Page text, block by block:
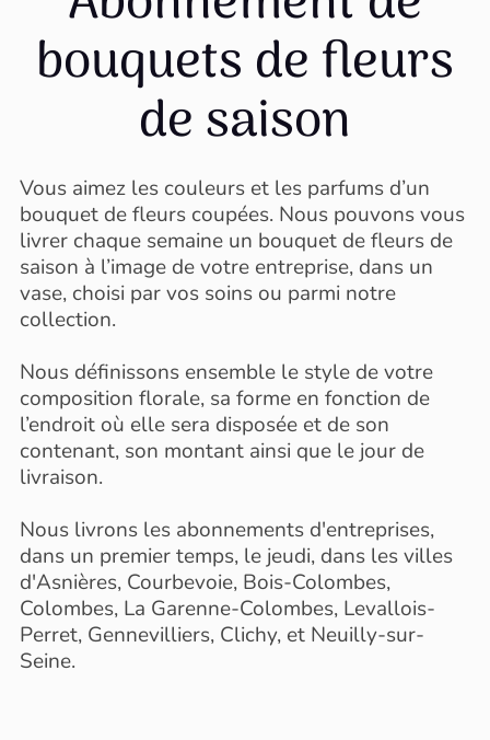
bouquets de fleurs
de saison
Vous aimez les couleurs et les parfums d’un
bouquet de fleurs coupées. Nous pouvons vous
livrer chaque semaine un bouquet de fleurs de
saison à l’image de votre entreprise, dans un
vase, choisi par vos soins ou parmi notre
collection.
Nous définissons ensemble le style de votre
composition florale, sa forme en fonction de
l’endroit où elle sera disposée et de son
contenant, son montant ainsi que le jour de
livraison.
Nous livrons les abonnements d'entreprises,
dans un premier temps, le jeudi, dans les villes
d'Asnières, Courbevoie, Bois-Colombes,
Colombes, La Garenne-Colombes, Levallois-
Perret, Gennevilliers, Clichy, et Neuilly-sur-
Seine.